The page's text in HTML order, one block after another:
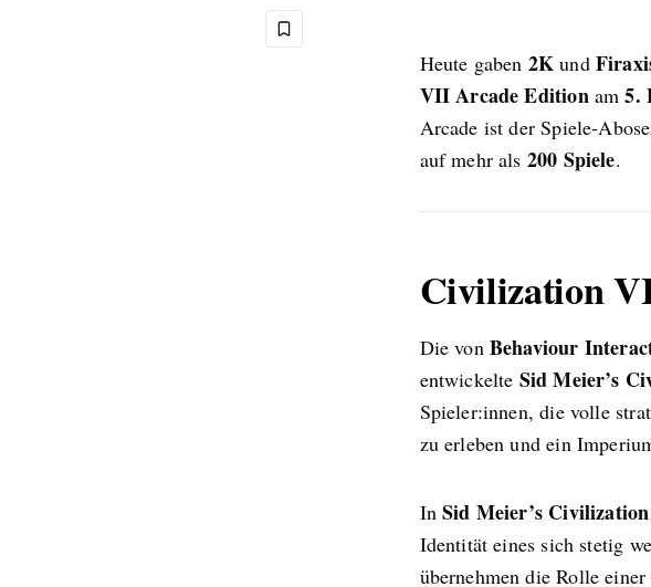
Heute gaben 2K und
VII Arcade Editionam5.
Arcade ist der Spiele-
auf mehr als 200 Spiele.
Civilization
Die von Behaviour
entwickelte Sid Meier’s
Spieler:innen, die volle
zu erleben und ein
InSid Meier’s
Identität eines sich stetig
übernehmen die Rolle